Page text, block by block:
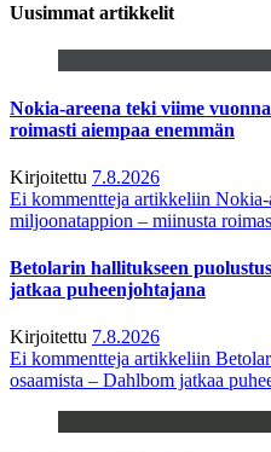
Uusimmat artikkelit
Nokia-areena teki viime
roimasti aiempaa enemmän
Kirjoitettu 7.8.2026
Ei kommentteja artikkeliin Nokia-
miljoonatappion – miinusta
Betolarin hallitukseen
jatkaa puheenjohtajana
Kirjoitettu 7.8.2026
Ei kommentteja artikkeliin
osaamista – Dahlbom jatkaa